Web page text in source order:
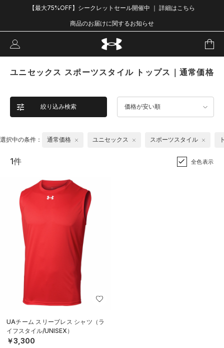
【最大75%OFF】シークレットセール開催中 ｜ 詳細はこちら
商品のお届けに関するお知らせ
ユニセックス スポーツスタイル トップス｜通常価格
絞り込み検索 価格が安い順
選択中の条件： 通常価格 ユニセックス スポーツスタイル
1件 全色表示
UAチーム スリーブレス シャツ（ラ
イフスタイル/UNISEX）
￥3,300